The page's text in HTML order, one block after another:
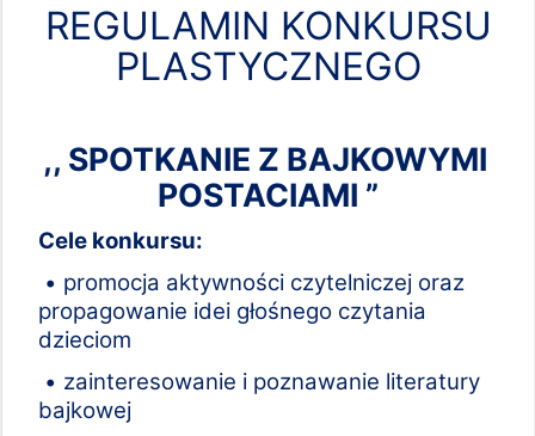
REGULAMIN KONKURSU
PLASTYCZNEGO
,, SPOTKANIE Z BAJKOWYMI
POSTACIAMI ”
Cele konkursu:
• promocja aktywności czytelniczej oraz
propagowanie idei głośnego czytania
dzieciom
• zainteresowanie i poznawanie literatury
bajkowej